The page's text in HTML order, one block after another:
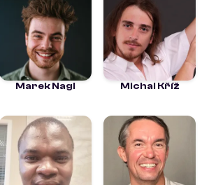
Marek Nagl Michal Kříž